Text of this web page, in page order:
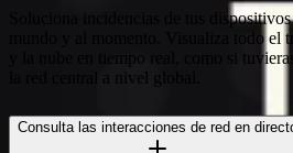
Soluciona incidencias de tus
mundo y al momento. Visualiza todo el
y la nube en tiempo real, como si
la red central a nivel global.
Consulta las interacciones de red en